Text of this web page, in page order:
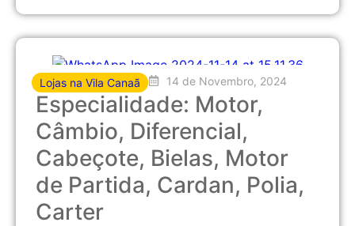
Lojas na Vila Canaã 14 de Novembro, 2024
Especialidade: Motor,
Câmbio, Diferencial,
Cabeçote, Bielas, Motor
de Partida, Cardan, Polia,
Carter